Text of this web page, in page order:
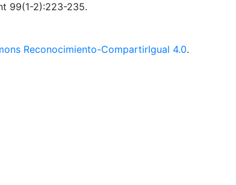
99(1-2):223-235.
Reconocimiento-CompartirIgual 4.0.